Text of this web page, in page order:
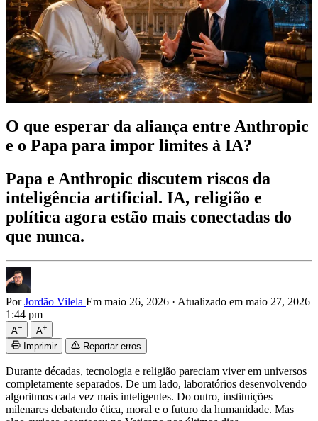
O que esperar da aliança entre Anthropic
e o Papa para impor limites à IA?
Papa e Anthropic discutem riscos da
inteligência artificial. IA, religião e
política agora estão mais conectadas do
que nunca.
PorJordão Vilela Em maio 26, 2026 · Atualizado em maio 27, 2026
1:44 pm
A− A+
Imprimir Reportar erros
Durante décadas, tecnologia e religião pareciam viver em universos
completamente separados. De um lado, laboratórios desenvolvendo
algoritmos cada vez mais inteligentes. Do outro, instituições
milenares debatendo ética, moral e o futuro da humanidade. Mas